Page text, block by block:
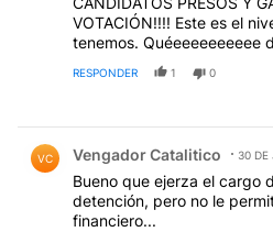
VOTACIÓN!!!! Este es el
tenemos. Quéeeeeeeeeee
RESPONDER 1 0
VC Vengador Catalitico 30 DE
Bueno que ejerza el cargo
detención, pero no le
financiero...